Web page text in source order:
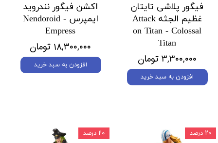
فیگور پلاشی تایتان
غظیم الجثه Attack
on Titan - Colossal
Titan
۳,۳۰۰,۰۰۰ تومان
افزودن به سبد خرید
اکشن فیگور نندروید
ایمپرس Nendoroid -
Empress
۱۸,۳۰۰,۰۰۰ تومان
افزودن به سبد خرید
۲۰ درصد ۲۰ درصد